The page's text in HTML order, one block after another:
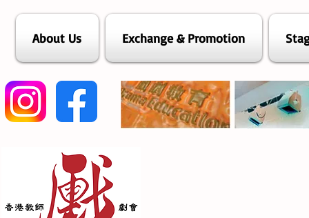
About Us Exchange & Promotion